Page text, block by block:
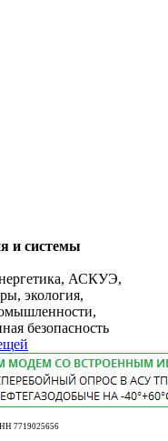
и системы
АСКУЭ,
экология,
безопасность
7719025656